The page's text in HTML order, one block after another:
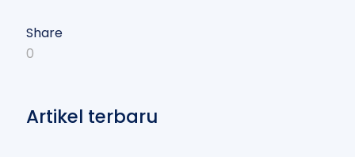
Share
0
Artikel terbaru